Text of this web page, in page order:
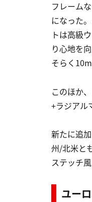
フレーム
になった
トは高級
り心地を
そらく
このほか
+ラジアル
新たに追
州/北米と
ステッチ
ユー